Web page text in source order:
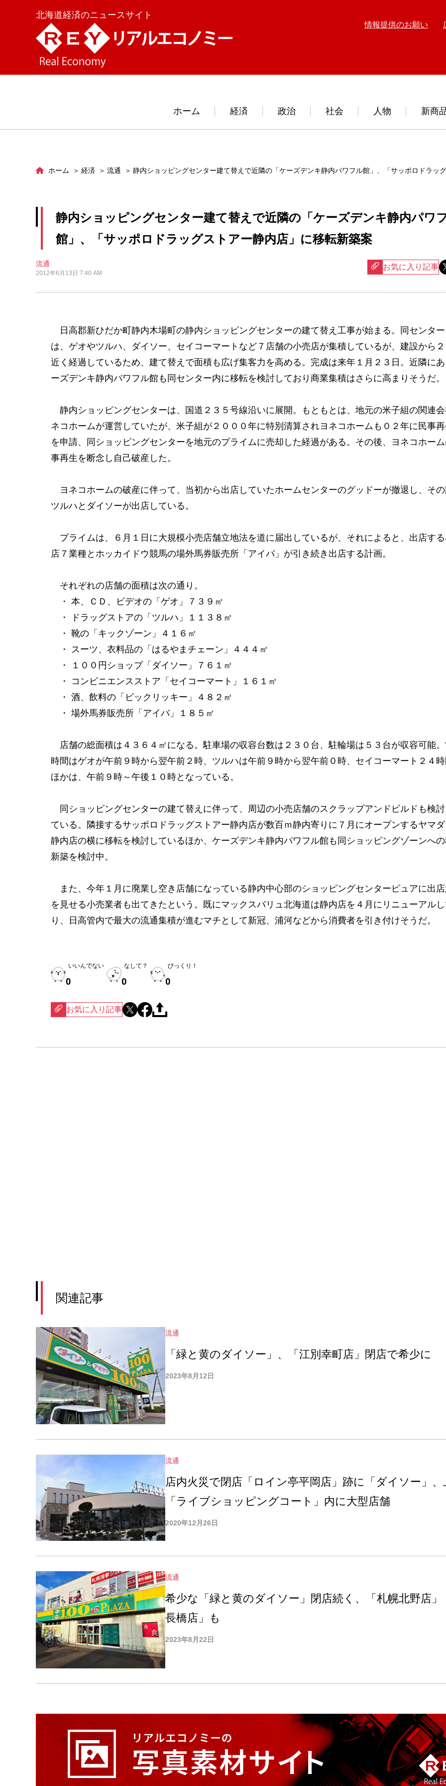
北海道経済のニュースサイト
情報提供のお願い
ホーム 経済 政治 社会 人物 新商
ホーム 経済 流通 静内ショッピングセンター建て替えで近隣の「ケーズデンキ静内パワフル館」、「サッポロドラッ
静内ショッピングセンター建て替えで近隣の「ケーズデンキ静内パワ
館」、「サッポロドラッグストアー静内店」に移転新築案
流通
2012年6月13日 7:40 AM
お気に入り記事
日高郡新ひだか町静内木場町の静内ショッピングセンターの建て替え工事が始まる。同センタ
は、ゲオやツルハ、ダイソー、セイコーマートなど７店舗の小売店が集積しているが、建設から
近く経過しているため、建て替えで面積も広げ集客力を高める。完成は来年１月２３日。近隣に
ーズデンキ静内パワフル館も同センター内に移転を検討しており商業集積はさらに高まりそうだ。
静内ショッピングセンターは、国道２３５号線沿いに展開。もともとは、地元の米子組の関連
ネコホームが運営していたが、米子組が２０００年に特別清算されヨネコホームも０２年に民事
を申請、同ショッピングセンターを地元のプライムに売却した経過がある。その後、ヨネコホー
事再生を断念し自己破産した。
ヨネコホームの破産に伴って、当初から出店していたホームセンターのグッドーが撤退し、そ
ツルハとダイソーが出店している。
プライムは、６月１日に大規模小売店舗立地法を道に届出しているが、それによると、出店す
店７業種とホッカイドウ競馬の場外馬券販売所「アイバ」が引き続き出店する計画。
それぞれの店舗の面積は次の通り。
・ 本、ＣＤ、ビデオの「ゲオ」７３９㎡
・ ドラッグストアの「ツルハ」１１３８㎡
・ 靴の「キックゾーン」４１６㎡
・ スーツ、衣料品の「はるやまチェーン」４４４㎡
・ １００円ショップ「ダイソー」７６１㎡
・ コンビニエンスストア「セイコーマート」１６１㎡
・ 酒、飲料の「ビックリッキー」４８２㎡
・ 場外馬券販売所「アイバ」１８５㎡
店舗の総面積は４３６４㎡になる。駐車場の収容台数は２３０台、駐輪場は５３台が収容可能
時間はゲオが午前９時から翌午前２時、ツルハは午前９時から翌午前０時、セイコーマート２４
ほかは、午前９時～午後１０時となっている。
同ショッピングセンターの建て替えに伴って、周辺の小売店舗のスクラップアンドビルドも検
ている。隣接するサッポロドラッグストアー静内店が数百ｍ静内寄りに７月にオープンするヤマ
静内店の横に移転を検討しているほか、ケーズデンキ静内パワフル館も同ショッピングゾーンへ
新築を検討中。
また、今年１月に廃業し空き店舗になっている静内中心部のショッピングセンターピュアに出
を見せる小売業者も出てきたという。既にマックスバリュ北海道は静内店を４月にリニューアル
り、日高管内で最大の流通集積が進むマチとして新冠、浦河などから消費者を引き付けそうだ。
いいんでない
0
なして？
0
びっくり！
0
お気に入り記事
関連記事
流通
「緑と黄のダイソー」、「江別幸町店」閉店で希少に
2023年8月12日
流通
店内火災で閉店「ロイン亭平岡店」跡に「ダイソー」、
「ライブショッピングコート」内に大型店舗
2020年12月26日
流通
希少な「緑と黄のダイソー」閉店続く、「札幌北野店」
長橋店」も
2023年8月22日